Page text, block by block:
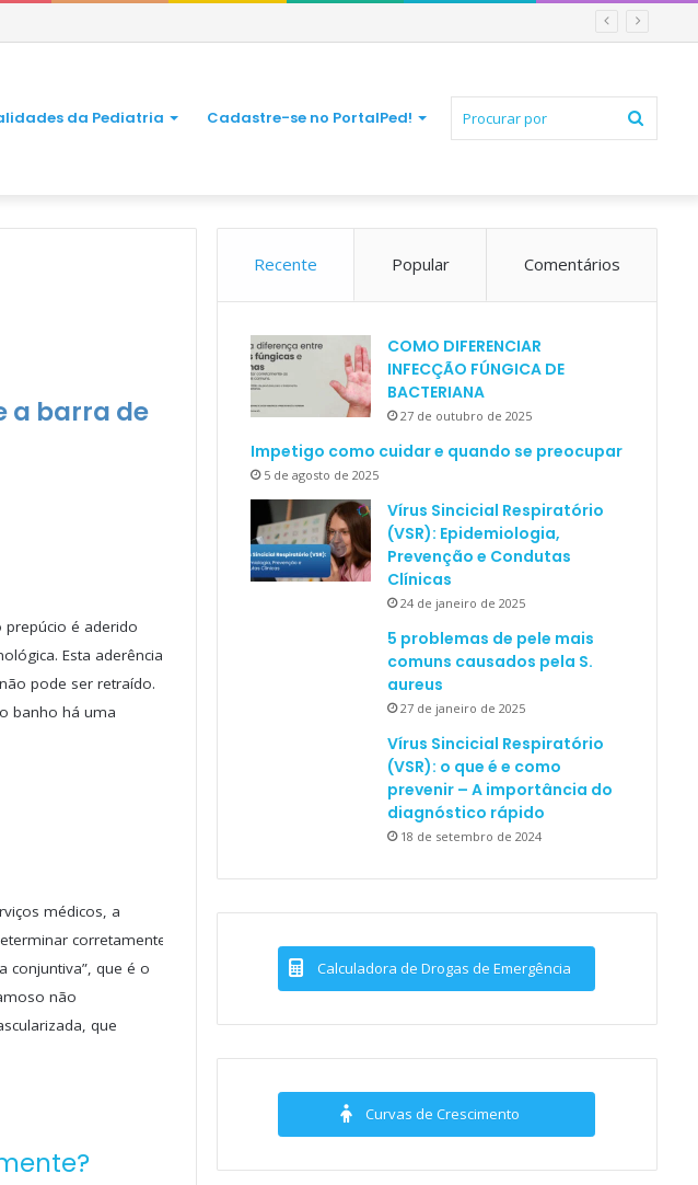
da Pediatria Cadastre-se no PortalPed!
a barra de
prepúcio é aderido
Esta aderência
pode ser retraído.
banho há uma
médicos, a
corretamente
conjuntiva”, que é o
não
que
Recente Popular Comentários
COMO DIFERENCIAR
INFECÇÃO FÚNGICA DE
BACTERIANA
27 de outubro de 2025
Impetigo como cuidar e quando se preocupar
5 de agosto de 2025
Vírus Sincicial Respiratório
(VSR): Epidemiologia,
Prevenção e Condutas
Clínicas
24 de janeiro de 2025
5 problemas de pele mais
comuns causados pela S.
aureus
27 de janeiro de 2025
Vírus Sincicial Respiratório
(VSR): o que é e como
prevenir – A importância do
diagnóstico rápido
18 de setembro de 2024
Calculadora de Drogas de Emergência
Curvas de Crescimento